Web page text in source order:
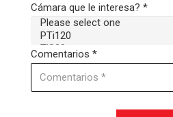
Cámara que le interesa? *
Comentarios *